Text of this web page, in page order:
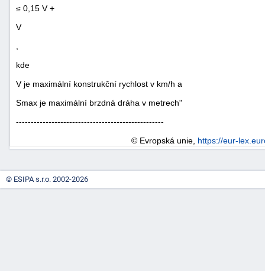
≤ 0,15 V +
V
kde
V je maximální konstrukční rychlost v km/h a
Smax je maximální brzdná dráha v metrech"
--------------------------------------------------
© Evropská unie, https://eur-
© ESIPA s.r.o. 2002-2026